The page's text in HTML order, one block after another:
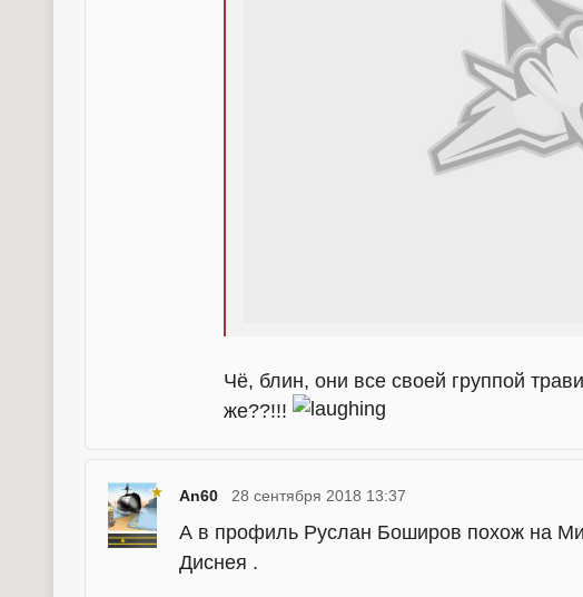
Чё, блин, они все своей группой
же??!!!
An60 28 сентября 2018 13:37
А в профиль Руслан Боширов похож на
Диснея .